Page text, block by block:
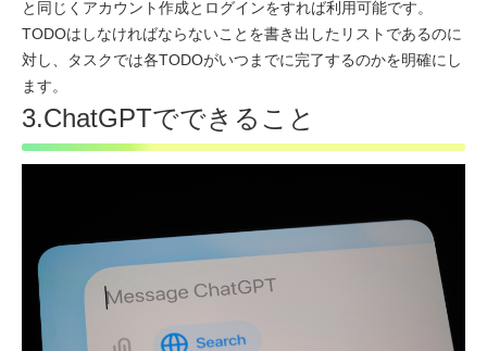
と同じくアカウント作成とログインをすれば利用可能です。
TODOはしなければならないことを書き出したリストであるのに
対し、タスクでは各TODOがいつまでに完了するのかを明確にし
ます。
3.ChatGPTでできること